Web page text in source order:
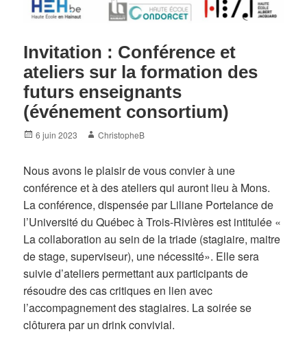
Invitation : Conférence et
ateliers sur la formation des
futurs enseignants
(événement consortium)
Posted
6 juin 2023 Author
ChristopheB
Nous avons le plaisir de vous convier à une
conférence et à des ateliers qui auront lieu à Mons.
La conférence, dispensée par Liliane Portelance de
l’Université du Québec à Trois-Rivières est intitulée «
La collaboration au sein de la triade (stagiaire, maitre
de stage, superviseur), une nécessité». Elle sera
suivie d’ateliers permettant aux participants de
résoudre des cas critiques en lien avec
l’accompagnement des stagiaires. La soirée se
clôturera par un drink convivial.